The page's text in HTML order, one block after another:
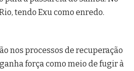
tendo Exu como enredo.
nos processos de recuperação
força como meio de fugir à